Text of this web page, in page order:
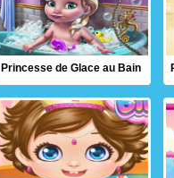
Princesse de Glace au Bain